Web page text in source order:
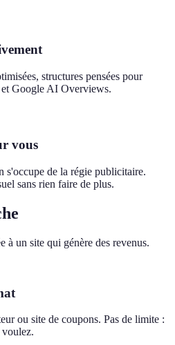
structures pensées pour
Google AI Overviews.
vous
s'occupe de la régie publicitaire.
sans rien faire de plus.
à un site qui génère des revenus.
ou site de coupons. Pas de limite :
voulez.